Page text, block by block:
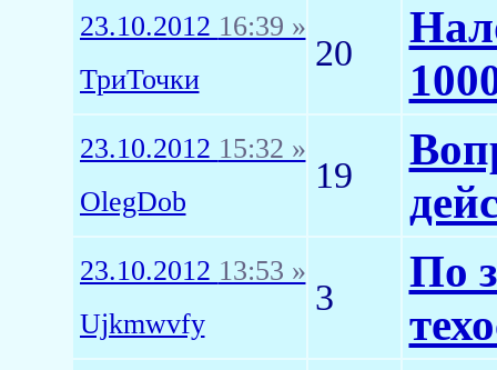
23.10.2012 16:39 »
ТриТочки
20
23.10.2012 15:32 »
OlegDob
19
23.10.2012 13:53 »
Ujkmwvfy
3
По